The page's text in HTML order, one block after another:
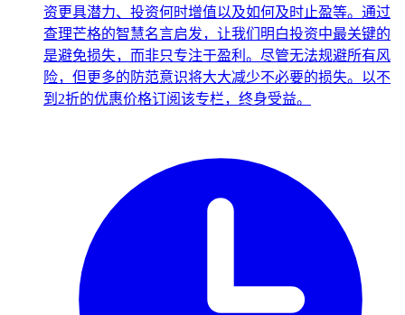
资更具潜力、投资何时增值以及如何及时止盈等。通过
查理芒格的智慧名言启发，让我们明白投资中最关键的
是避免损失，而非只专注于盈利。尽管无法规避所有风
险，但更多的防范意识将大大减少不必要的损失。以不
到2折的优惠价格订阅该专栏，终身受益。